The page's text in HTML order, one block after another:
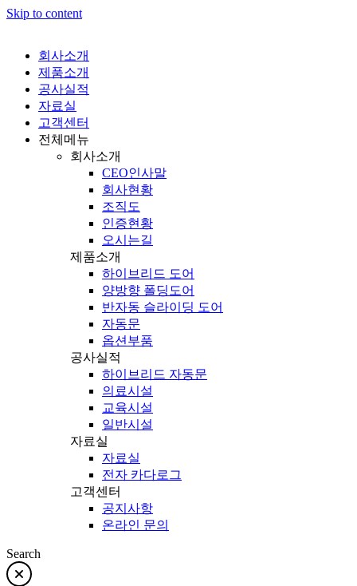
Skip to content
회사소개
제품소개
공사실적
자료실
고객센터
전체메뉴
회사소개
CEO인사말
회사현황
조직도
인증현황
오시는길
제품소개
하이브리드 도어
양방향 폴딩도어
반자동 슬라이딩 도어
자동문
옵션부품
공사실적
하이브리드 자동문
의료시설
교육시설
일반시설
자료실
자료실
전자 카다로그
고객센터
공지사항
온라인 문의
Search